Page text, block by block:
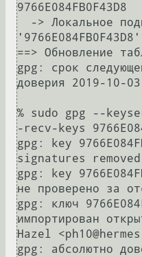
9766E084FB0F43D8
==> Обновление
gpg: срок
доверия 2019-10-03
% sudo gpg --
-recv-keys
gpg: key
signatures removed
gpg: key
не проверено за
gpg: ключ
импортирован
Hazel
gpg: абсолютно